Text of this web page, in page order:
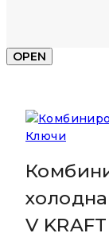
OPEN
Ключи
V